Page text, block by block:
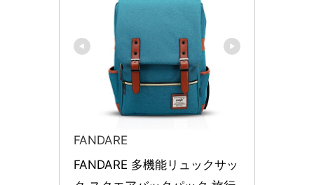
FANDARE
FANDARE 多機能リュックサッ